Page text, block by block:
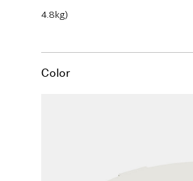
4.8kg)
Color